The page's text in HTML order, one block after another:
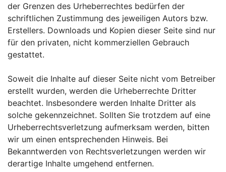
der Grenzen des Urheberrechtes bedürfen der
schriftlichen Zustimmung des jeweiligen Autors bzw.
Erstellers. Downloads und Kopien dieser Seite sind nur
für den privaten, nicht kommerziellen Gebrauch
gestattet.
Soweit die Inhalte auf dieser Seite nicht vom Betreiber
erstellt wurden, werden die Urheberrechte Dritter
beachtet. Insbesondere werden Inhalte Dritter als
solche gekennzeichnet. Sollten Sie trotzdem auf eine
Urheberrechtsverletzung aufmerksam werden, bitten
wir um einen entsprechenden Hinweis. Bei
Bekanntwerden von Rechtsverletzungen werden wir
derartige Inhalte umgehend entfernen.